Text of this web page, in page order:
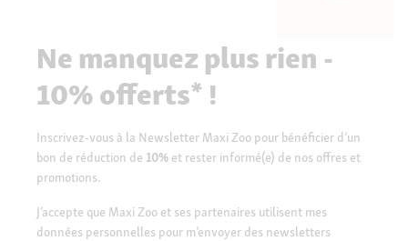
Ne manquez plus rien -
10% offerts* !
Inscrivez-vous à la Newsletter Maxi Zoo pour bénéficier d’un
bon de réduction de 10% et rester informé(e) de nos offres et
promotions.
J’accepte que Maxi Zoo et ses partenaires utilisent mes
données personnelles pour m’envoyer des newsletters